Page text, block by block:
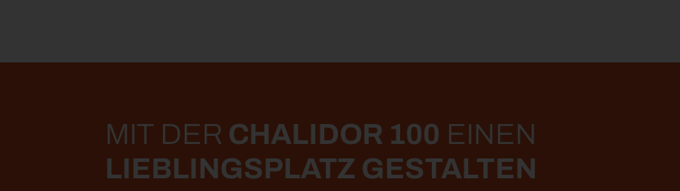
MIT DER CHALIDOR 100 EINEN
LIEBLINGSPLATZ GESTALTEN